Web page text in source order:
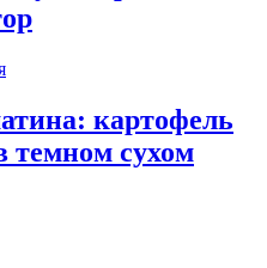
картофель
темном сухом